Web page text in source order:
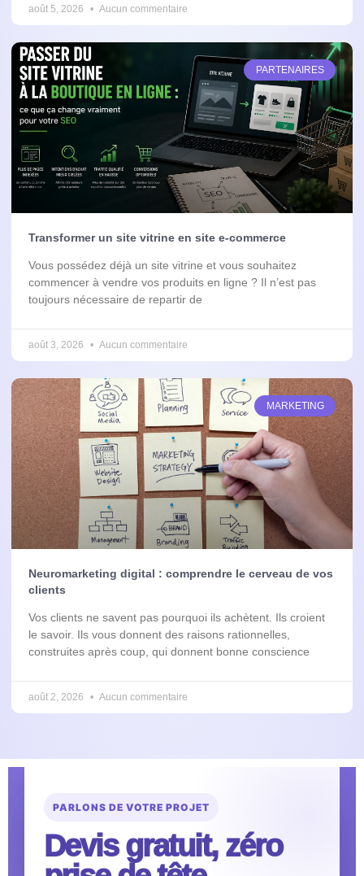
août 5, 2026 Aucun commentaire
PARTENAIRES
Transformer un site vitrine en site e-commerce
Vous possédez déjà un site vitrine et vous souhaitez
commencer à vendre vos produits en ligne ? Il n’est pas
toujours nécessaire de repartir de
août 3, 2026 Aucun commentaire
MARKETING
Neuromarketing digital : comprendre le cerveau de vos
clients
Vos clients ne savent pas pourquoi ils achètent. Ils croient
le savoir. Ils vous donnent des raisons rationnelles,
construites après coup, qui donnent bonne conscience
août 2, 2026 Aucun commentaire
PARLONS DE VOTRE PROJET
Devis gratuit, zéro